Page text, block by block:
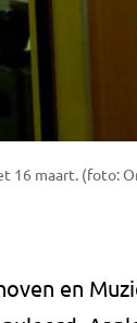
16 maart. (foto:
en